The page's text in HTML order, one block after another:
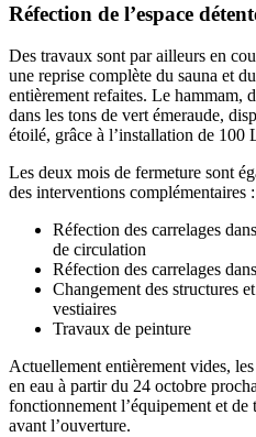
Réfection de l’espace
Des travaux sont par ailleurs en
une reprise complète du sauna et
entièrement refaites. Le hammam,
dans les tons de vert émeraude,
étoilé, grâce à l’installation de 100
Les deux mois de fermeture sont
des interventions complémentaires :
Réfection des carrelages
de circulation
Réfection des carrelages
Changement des structures
vestiaires
Travaux de peinture
Actuellement entièrement vides,
en eau à partir du 24 octobre
fonctionnement l’équipement et
avant l’ouverture.